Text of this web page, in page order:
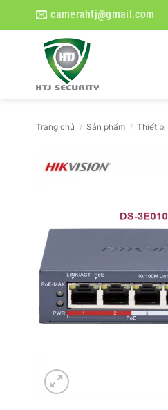
camerahtj@gmail.com
Trang chủ / Sản phẩm / Thiết bị